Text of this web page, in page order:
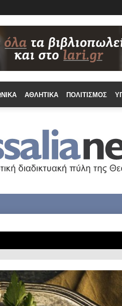
ΑΘΛΗΤΙΚΆ ΠΟΛΙΤΙΣΜΌΣ